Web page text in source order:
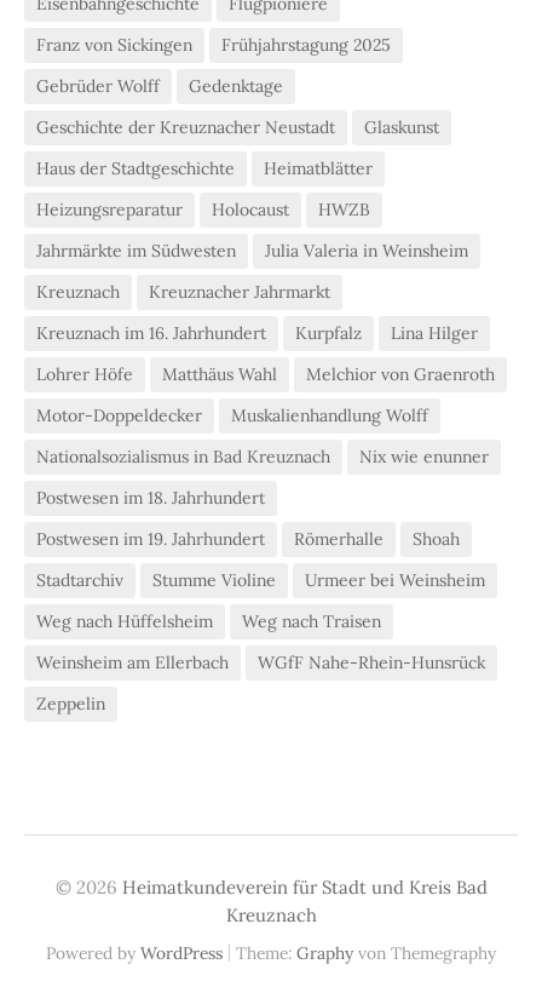
Franz von Sickingen
Frühjahrstagung 2025
Gebrüder Wolff
Gedenktage
Geschichte der Kreuznacher Neustadt
Glaskunst
Haus der Stadtgeschichte
Heimatblätter
Heizungsreparatur
Holocaust
HWZB
Jahrmärkte im Südwesten
Julia Valeria in Weinsheim
Kreuznach
Kreuznacher Jahrmarkt
Kreuznach im 16. Jahrhundert
Kurpfalz
Lina Hilger
Lohrer Höfe
Matthäus Wahl
Melchior von Graenroth
Motor-Doppeldecker
Muskalienhandlung Wolff
Nationalsozialismus in Bad Kreuznach
Nix wie enunner
Postwesen im 18. Jahrhundert
Postwesen im 19. Jahrhundert
Römerhalle
Shoah
Stadtarchiv
Stumme Violine
Urmeer bei Weinsheim
Weg nach Hüffelsheim
Weg nach Traisen
Weinsheim am Ellerbach
WGfF Nahe-Rhein-Hunsrück
Zeppelin
© 2026 Heimatkundeverein für Stadt und Kreis Bad
Kreuznach
Powered by WordPress | Theme: Graphy von Themegraphy